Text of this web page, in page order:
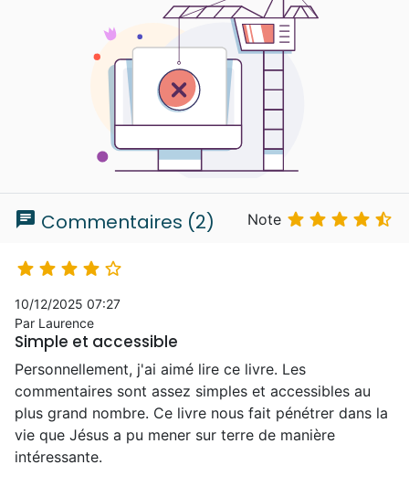
chat Commentaires (2) Note     
    
10/12/2025 07:27
Par Laurence
Simple et accessible
Personnellement, j'ai aimé lire ce livre. Les
commentaires sont assez simples et accessibles au
plus grand nombre. Ce livre nous fait pénétrer dans la
vie que Jésus a pu mener sur terre de manière
intéressante.